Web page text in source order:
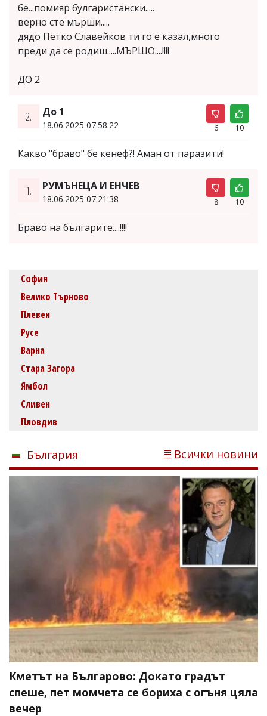
бе...помияр булгаристански.....
верно сте мърши.....
дядо Петко Славейков ти го е казал,много
преди да се родиш.....МЪРШО....!!!!
ДО 2
2. До 1
18.06.2025 07:58:22 6 10
Какво "браво" бе кенеф?! Аман от паразити!
1. РУМЪНЕЦА И ЕНЧЕВ
18.06.2025 07:21:38 8 10
Браво на българите....!!!!
София
Велико Търново
Плевен
Русе
Варна
Стара Загора
Ямбол
Сливен
Пловдив
България Всички новини
Кметът на Българово: Докато градът
спеше, пет момчета се бориха с огъня цяла
вечер